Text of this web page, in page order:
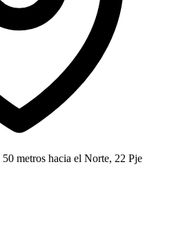
metros hacia el Norte, 22 Pje